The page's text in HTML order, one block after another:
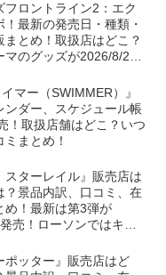
フロントライン2：エク
最新の発売日・種類・
まとめ！取扱店はどこ？
マのグッズが2026/8/22
マー（SWIMMER）』
ンダー、スケジュール帳
！取扱店舗はどこ？いつ
まとめ！
スターレイル』販売店は
？景品内訳、口コミ、在
め！最新は第3弾が
売！ローソンではキャ
ポッター』販売店はど